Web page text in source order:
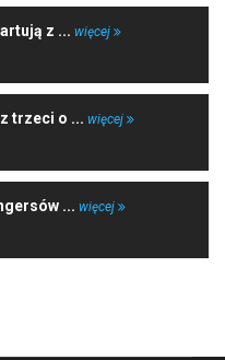
z ... więcej
trzeci o ... więcej
... więcej